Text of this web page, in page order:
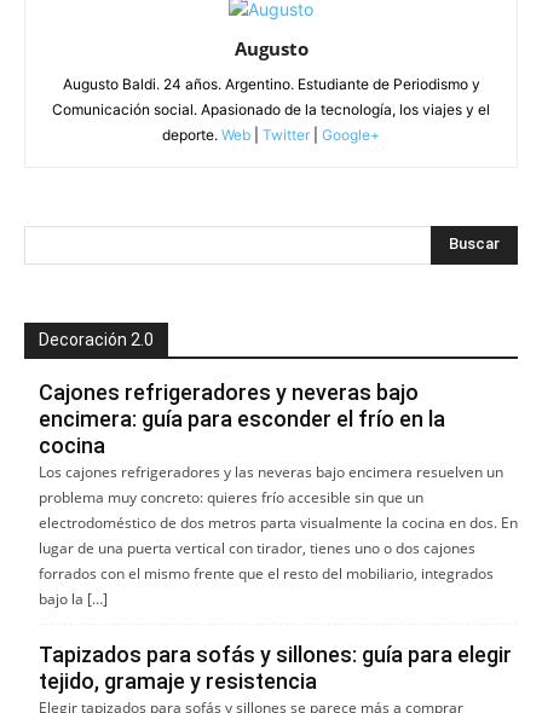
Augusto
Augusto Baldi. 24 años. Argentino. Estudiante de Periodismo y
Comunicación social. Apasionado de la tecnología, los viajes y el
deporte. Web Twitter Google+
Decoración 2.0
Cajones refrigeradores y neveras bajo
encimera: guía para esconder el frío en la
cocina
Los cajones refrigeradores y las neveras bajo encimera resuelven un
problema muy concreto: quieres frío accesible sin que un
electrodoméstico de dos metros parta visualmente la cocina en dos. En
lugar de una puerta vertical con tirador, tienes uno o dos cajones
forrados con el mismo frente que el resto del mobiliario, integrados
bajo la […]
Tapizados para sofás y sillones: guía para elegir
tejido, gramaje y resistencia
Elegir tapizados para sofás y sillones se parece más a comprar